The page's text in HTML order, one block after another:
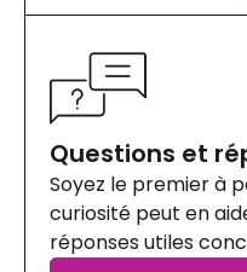
Questions et
Soyez le premier à
curiosité peut en
réponses utiles